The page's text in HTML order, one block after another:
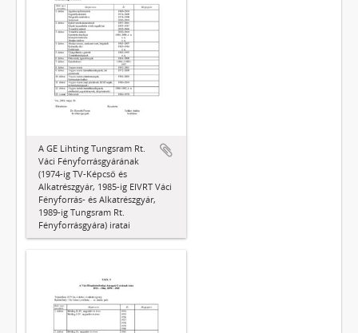
A GE Lihting Tungsram Rt.
Váci Fényforrásgyárának
(1974-ig TV-Képcső és
Alkatrészgyár, 1985-ig EIVRT Váci
Fényforrás- és Alkatrészgyár,
1989-ig Tungsram Rt.
Fényforrásgyára) iratai